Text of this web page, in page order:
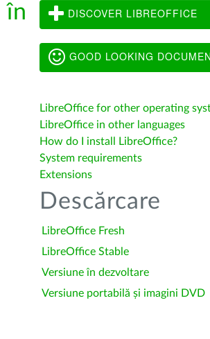
în
DISCOVER LIBREOFFICE
GOOD LOOKING
LibreOffice for other operating
LibreOffice in other languages
How do I install LibreOffice?
System requirements
Extensions
Descărcare
LibreOffice Fresh
LibreOffice Stable
Versiune în dezvoltare
Versiune portabilă și imagini DVD